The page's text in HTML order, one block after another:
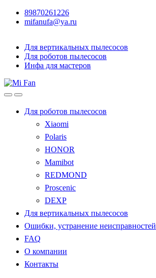
89870261226
mifanufa@ya.ru
Для вертикальных пылесосов
Для роботов пылесосов
Инфа для мастеров
Для роботов пылесосов
Xiaomi
Polaris
HONOR
Mamibot
REDMOND
Proscenic
DEXP
Для вертикальных пылесосов
Ошибки, устранение неисправностей
FAQ
О компании
Контакты